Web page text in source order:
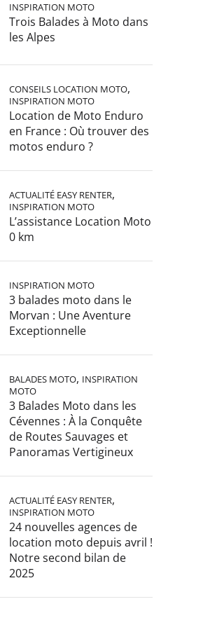
INSPIRATION MOTO
Trois Balades à Moto dans
les Alpes
CONSEILS LOCATION MOTO,
INSPIRATION MOTO
Location de Moto Enduro
en France : Où trouver des
motos enduro ?
ACTUALITÉ EASY RENTER,
INSPIRATION MOTO
L’assistance Location Moto
0 km
INSPIRATION MOTO
3 balades moto dans le
Morvan : Une Aventure
Exceptionnelle
BALADES MOTO, INSPIRATION
MOTO
3 Balades Moto dans les
Cévennes : À la Conquête
de Routes Sauvages et
Panoramas Vertigineux
ACTUALITÉ EASY RENTER,
INSPIRATION MOTO
24 nouvelles agences de
location moto depuis avril !
Notre second bilan de
2025